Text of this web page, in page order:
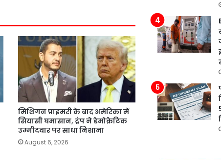
मिशिगन प्राइमरी के बाद अमेरिका में
सियासी घमासान, ट्रंप ने डेमोक्रेटिक
उम्मीदवार पर साधा निशाना
August 6, 2026